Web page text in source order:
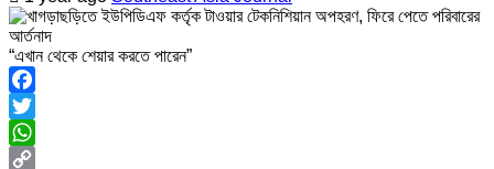
“এখান থেকে শেয়ার করতে পারেন”
Facebook
Twitter
WhatsApp